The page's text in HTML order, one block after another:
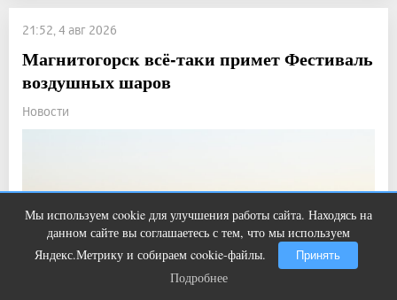
21:52, 4 авг 2026
Магнитогорск всё-таки примет Фестиваль
воздушных шаров
Новости
Мы используем cookie для улучшения работы сайта. Находясь на
данном сайте вы соглашаетесь с тем, что мы используем
Яндекс.Метрику и собираем cookie-файлы.
Принять
Подробнее
Этот танец невесты оставит вас без
слов! Пересмотрела 10 раз
Подробнее